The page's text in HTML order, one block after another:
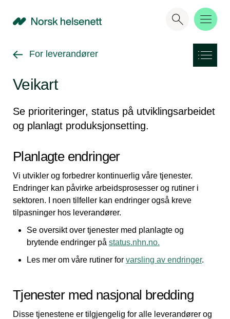
NHN
Gå tilbake til
For leverandører
Veikart
Se prioriteringer, status på utviklingsarbeidet
og planlagt produksjonsetting.
Planlagte endringer
Vi utvikler og forbedrer kontinuerlig våre tjenester.
Endringer kan påvirke arbeidsprosesser og rutiner i
sektoren. I noen tilfeller kan endringer også kreve
tilpasninger hos leverandører.
Se oversikt over tjenester med planlagte og
brytende endringer på status.nhn.no.
Les mer om våre rutiner for varsling av endringer.
Tjenester med nasjonal bredding
Disse tjenestene er tilgjengelig for alle leverandører og